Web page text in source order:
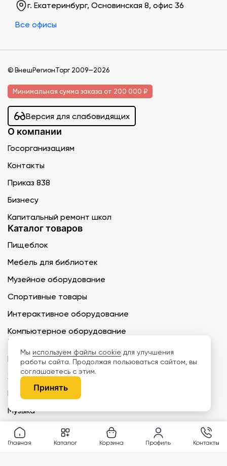
г. Екатеринбург, Основинская 8, офис 36
Все офисы
© ВнешРегионТорг 2009—2026
Минимальная сумма заказа от 200 000 ₽
Версия для слабовидящих
О компании
Госорганизациям
Контакты
Приказ 838
Бизнесу
Капитальный ремонт школ
Каталог товаров
Пищеблок
Мебель для библиотек
Музейное оборудование
Спортивные товары
Интерактивное оборудование
Компьютерное оборудование
Кабинеты
Психолог
Химия
География
Музыка
ИЗО
Медкабинет
Главная Каталог Корзина Профиль Контакты
Мы используем файлы cookie для улучшения
работы сайта. Продолжая пользоваться сайтом, вы
соглашаетесь с этим.
Принять